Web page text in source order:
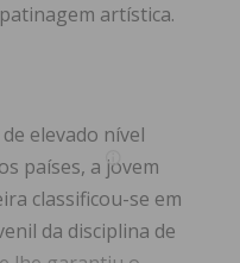
artística.
elevado nível
países, a jovem
classificou-se em
da disciplina de